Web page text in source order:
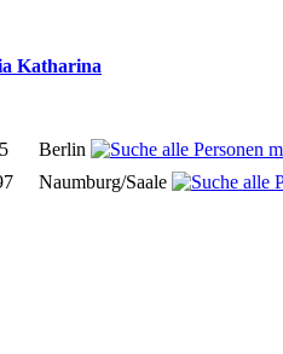
Katharina
Berlin
Naumburg/Saale